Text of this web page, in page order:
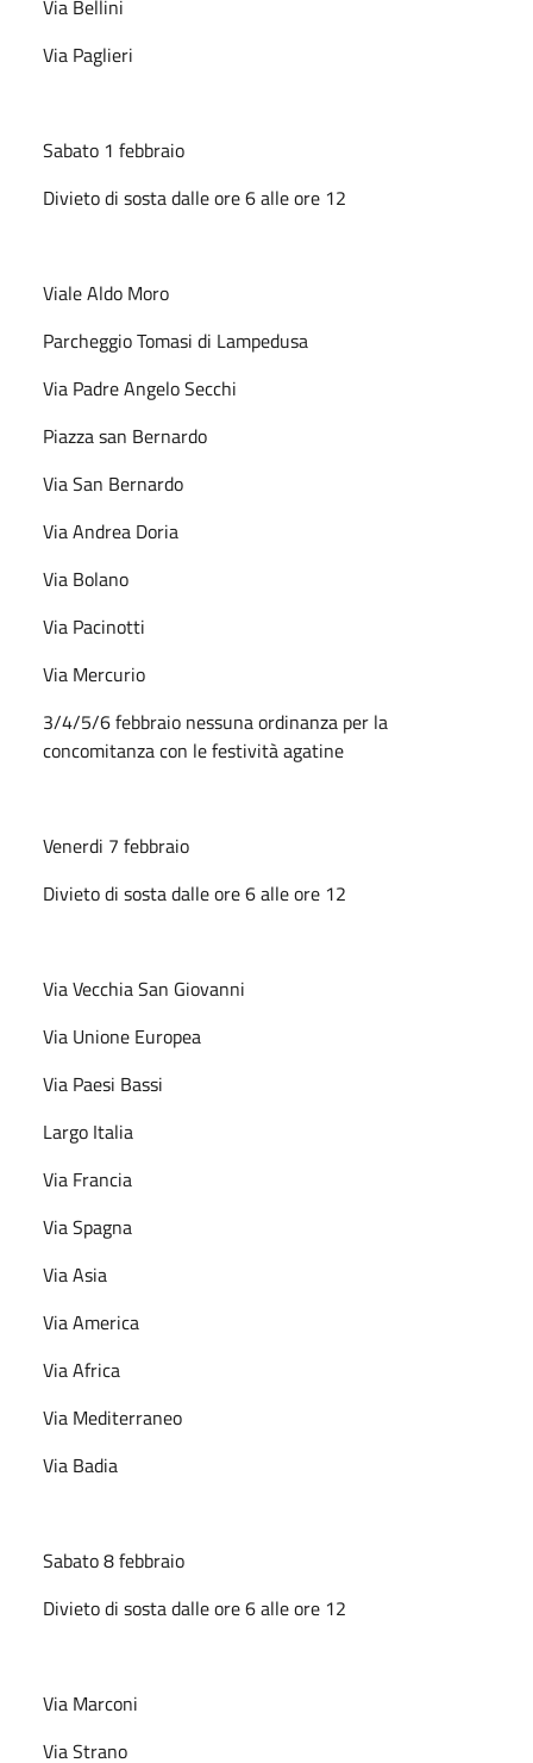
Via Bellini
Via Paglieri
Sabato 1 febbraio
Divieto di sosta dalle ore 6 alle ore 12
Viale Aldo Moro
Parcheggio Tomasi di Lampedusa
Via Padre Angelo Secchi
Piazza san Bernardo
Via San Bernardo
Via Andrea Doria
Via Bolano
Via Pacinotti
Via Mercurio
3/4/5/6 febbraio nessuna ordinanza per la
concomitanza con le festività agatine
Venerdi 7 febbraio
Divieto di sosta dalle ore 6 alle ore 12
Via Vecchia San Giovanni
Via Unione Europea
Via Paesi Bassi
Largo Italia
Via Francia
Via Spagna
Via Asia
Via America
Via Africa
Via Mediterraneo
Via Badia
Sabato 8 febbraio
Divieto di sosta dalle ore 6 alle ore 12
Via Marconi
Via Strano